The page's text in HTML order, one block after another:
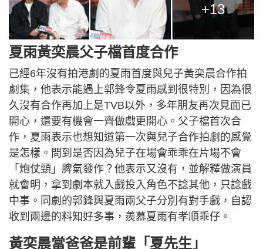
+13
夏雨黃奕晨父子檔首度合作
已經6年沒有拍港劇的夏雨首度與兒子黃奕晨合作拍
劇集，他表示能遇上郭鋒令夏雨感到很特別，因為很
久沒有合作再加上是TVB以外，多年朋友再次見面已
開心，還要有機會一齊做戲更開心。父子檔首次合
作，夏雨表示也想知道第一次與兒子合作拍劇的感覺
是怎樣。問到是否因為兒子在場會乖乖在片場不會
「炮仗頸」脾氣發作？他表示又沒有，並解釋做演員
就會明，拿到劇本就入戲投入角色不諗其他，只諗戲
中事。同劇的郭鋒與夏雨兩父子分別有對手戲，自認
收到兩邊的料知好多事，羨慕夏雨有孝順乖仔。
黃奕晨當爸爸是前輩「夏先生」